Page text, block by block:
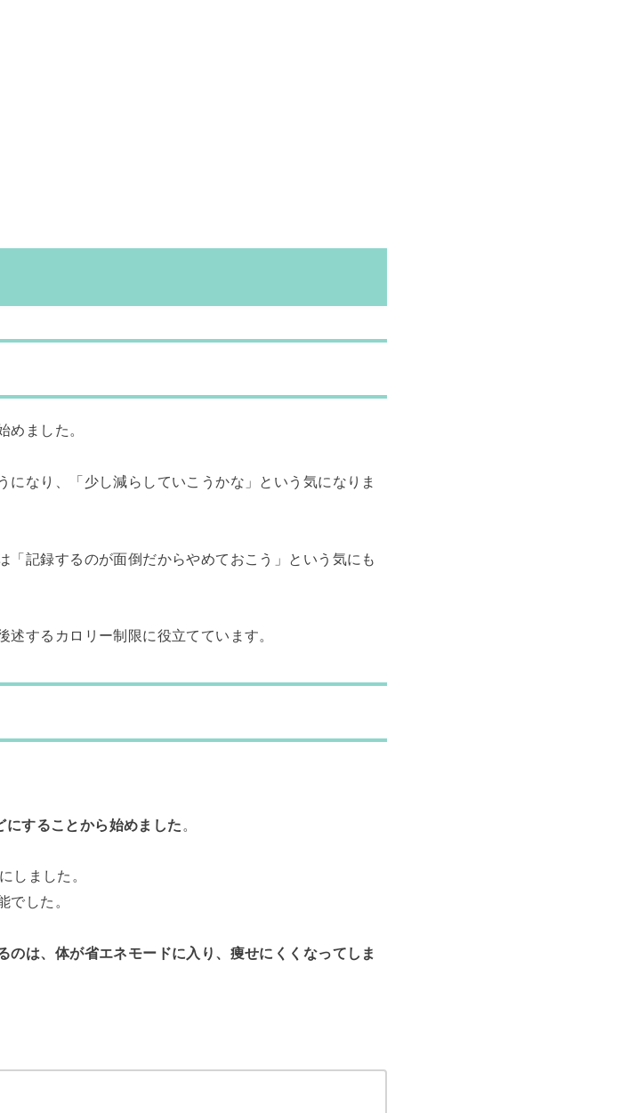
めました。
になり、「少し減らしていこうかな」という気になりま
「記録するのが面倒だからやめておこう」という気にも
するカロリー制限に役立てています。
することから始めました 。
しました。
でした。
のは、体が省エネモードに入り、痩せにくくなってしま